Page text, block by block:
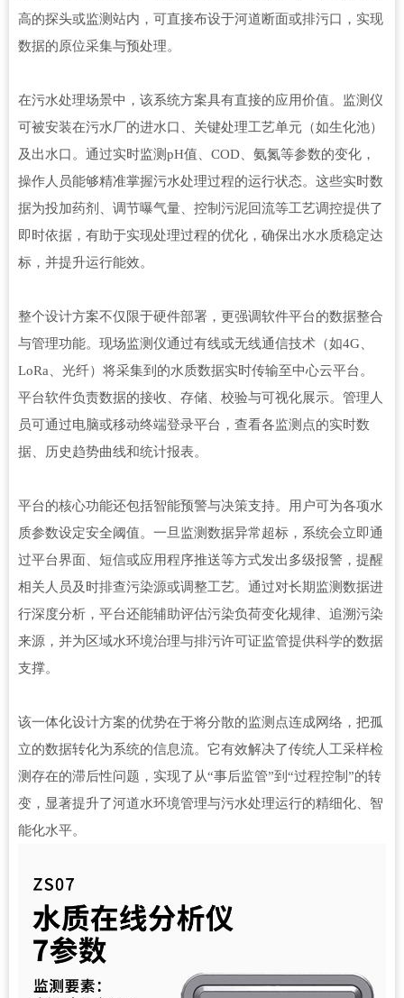
高的探头或监测站内，可直接布设于河道断面或排污口，实现
数据的原位采集与预处理。
在污水处理场景中，该系统方案具有直接的应用价值。监测仪
可被安装在污水厂的进水口、关键处理工艺单元（如生化池）
及出水口。通过实时监测pH值、COD、氨氮等参数的变化，
操作人员能够精准掌握污水处理过程的运行状态。这些实时数
据为投加药剂、调节曝气量、控制污泥回流等工艺调控提供了
即时依据，有助于实现处理过程的优化，确保出水水质稳定达
标，并提升运行能效。
整个设计方案不仅限于硬件部署，更强调软件平台的数据整合
与管理功能。现场监测仪通过有线或无线通信技术（如4G、
LoRa、光纤）将采集到的水质数据实时传输至中心云平台。
平台软件负责数据的接收、存储、校验与可视化展示。管理人
员可通过电脑或移动终端登录平台，查看各监测点的实时数
据、历史趋势曲线和统计报表。
平台的核心功能还包括智能预警与决策支持。用户可为各项水
质参数设定安全阈值。一旦监测数据异常超标，系统会立即通
过平台界面、短信或应用程序推送等方式发出多级报警，提醒
相关人员及时排查污染源或调整工艺。通过对长期监测数据进
行深度分析，平台还能辅助评估污染负荷变化规律、追溯污染
来源，并为区域水环境治理与排污许可证监管提供科学的数据
支撑。
该一体化设计方案的优势在于将分散的监测点连成网络，把孤
立的数据转化为系统的信息流。它有效解决了传统人工采样检
测存在的滞后性问题，实现了从“事后监管”到“过程控制”的转
变，显著提升了河道水环境管理与污水处理运行的精细化、智
能化水平。